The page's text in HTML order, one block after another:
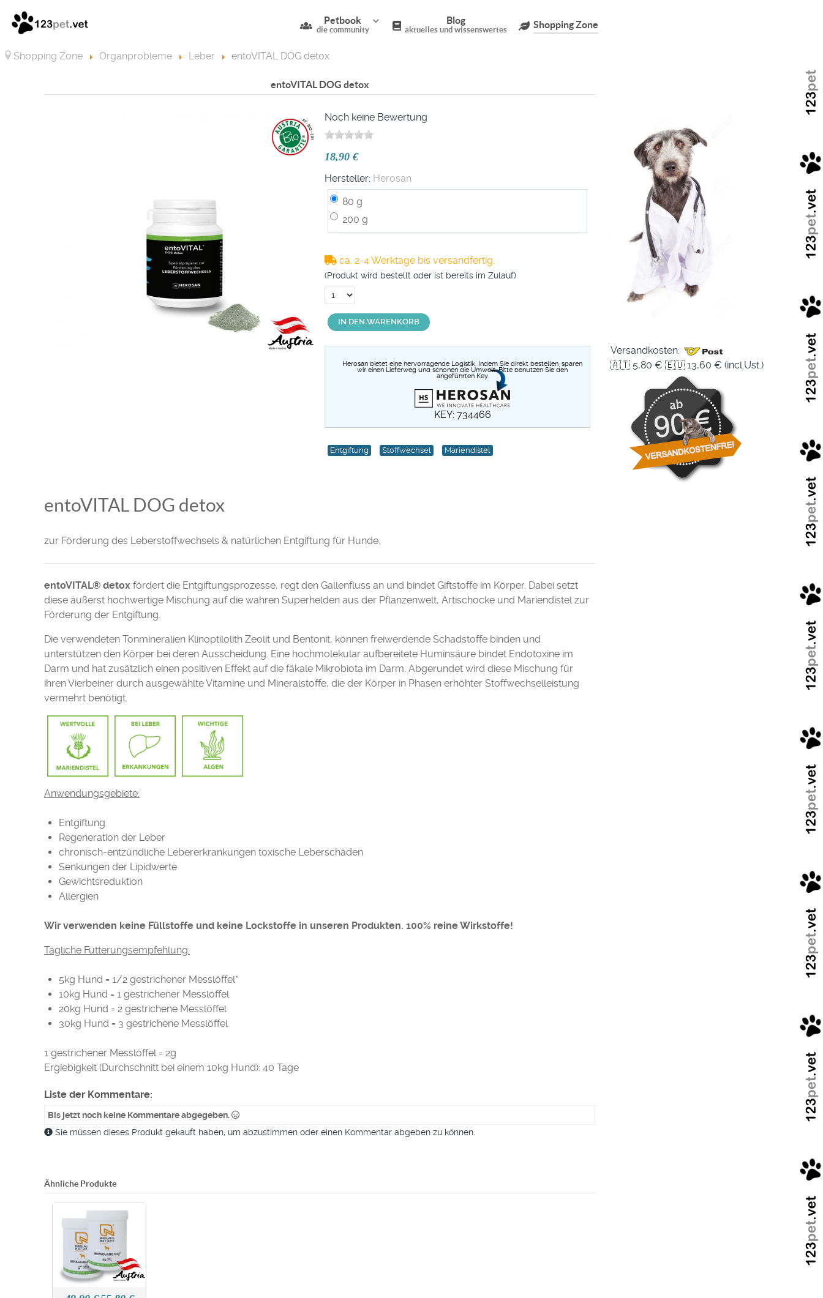
Petbook
die community
Blog
aktuelles und wissenswertes Shopping Zone
Shopping Zone Organprobleme Leber entoVITAL DOG detox
entoVITAL DOG detox
Noch keine Bewertung
18,90 €
Hersteller: Herosan
80 g
200 g
ca. 2-4 Werktage bis versandfertig.
(Produkt wird bestellt oder ist bereits im Zulauf)
IN DEN WARENKORB
Herosan bietet eine hervorragende Logistik. Indem Sie direkt bestellen, sparen
wir einen Lieferweg und schonen die Umwelt. Bitte benutzen Sie den
angeführten Key.
KEY: 734466
Entgiftung Stoffwechsel Mariendistel
entoVITAL DOG detox
zur Förderung des Leberstoffwechsels & natürlichen Entgiftung für Hunde.
entoVITAL® detox fördert die Entgiftungsprozesse, regt den Gallenfluss an und bindet Giftstoffe im Körper. Dabei setzt
diese äußerst hochwertige Mischung auf die wahren Superhelden aus der Pflanzenwelt, Artischocke und Mariendistel zur
Förderung der Entgiftung.
Die verwendeten Tonmineralien Klinoptilolith Zeolit und Bentonit, können freiwerdende Schadstoffe binden und
unterstützen den Körper bei deren Ausscheidung. Eine hochmolekular aufbereitete Huminsäure bindet Endotoxine im
Darm und hat zusätzlich einen positiven Effekt auf die fäkale Mikrobiota im Darm. Abgerundet wird diese Mischung für
ihren Vierbeiner durch ausgewählte Vitamine und Mineralstoffe, die der Körper in Phasen erhöhter Stoffwechselleistung
vermehrt benötigt.
Anwendungsgebiete:
Entgiftung
Regeneration der Leber
chronisch-entzündliche Lebererkrankungen toxische Leberschäden
Senkungen der Lipidwerte
Gewichtsreduktion
Allergien
Wir verwenden keine Füllstoffe und keine Lockstoffe in unseren Produkten. 100% reine Wirkstoffe!
Tägliche Fütterungsempfehlung:
5kg Hund = 1/2 gestrichener Messlöffel*
10kg Hund = 1 gestrichener Messlöffel
20kg Hund = 2 gestrichene Messlöffel
30kg Hund = 3 gestrichene Messlöffel
1 gestrichener Messlöffel = 2g
Ergiebigkeit (Durchschnitt bei einem 10kg Hund): 40 Tage
Liste der Kommentare:
Bis jetzt noch keine Kommentare abgegeben.
Sie müssen dieses Produkt gekauft haben, um abzustimmen oder einen Kommentar abgeben zu können.
Ähnliche Produkte
Versandkosten:
🇦🇹 5,80 € 🇪🇺 13,60 € (incl.Ust.)